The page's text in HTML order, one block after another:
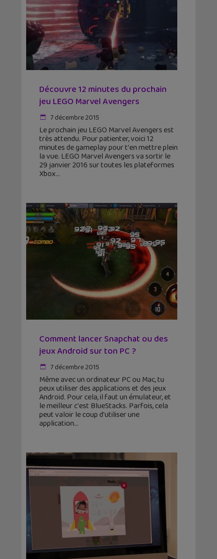
Découvre 12 minutes du prochain
jeu LEGO Marvel Avengers
7 décembre 2015
Le prochain jeu LEGO Marvel Avengers est
très attendu. Pour patienter, voici 12
minutes de gameplay pour t'en mettre plein
la vue. LEGO Marvel Avengers va sortir le
29 janvier 2016 sur toutes les plateformes
Xbox
Comment lancer Snapchat ou des
jeux Android sur ton PC ?
7 décembre 2015
Même avec un ordinateur PC ou Mac, tu
peux utiliser des applications et des jeux
Android. Pour cela, il faut un émulateur, et
le meilleur c'est BlueStacks. Parfois, cela
peut valoir le coup d'utiliser une
application